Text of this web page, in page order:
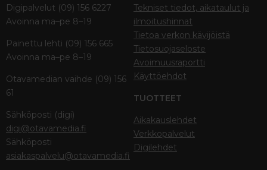
Digipalvelut (09) 156 6227
Avoinna ma–pe 8–19
Painettu lehti (09) 156 665
Avoinna ma–pe 8–19
Otavamedian vaihde (09) 156
61
Sähköposti (digi)
digi@otavamedia.fi
Sähköposti
asiakaspalvelu@otavamedia.fi
Tekniset tiedot, aikataulut ja
ilmoitushinnat
Tietoa verkon kävijöistä
Tietosuojaseloste
Avoimuusraportti
Käyttöehdot
TUOTTEET
Aikakauslehdet
Verkkopalvelut
Digilehdet